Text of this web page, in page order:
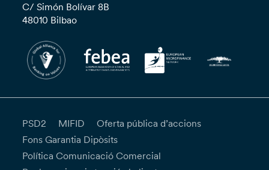
C/ Simón Bolívar 8B
48010 Bilbao
PSD2 MIFID
Oferta pública d’accions
Fons Garantia Dipòsits
Política Comunicació Comercial